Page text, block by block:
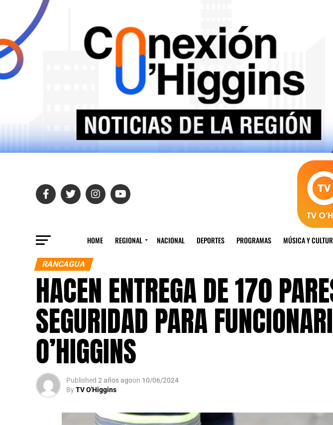
HOME REGIONAL NACIONAL DEPORTES PROGRAMAS MÚSICA Y
RANCAGUA
HACEN ENTREGA DE 170
SEGURIDAD PARA
O’HIGGINS
Published 2 años agoon 10/06/2024
ByTV O'Higgins